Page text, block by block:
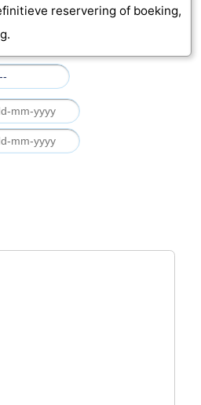
reservering of boeking,